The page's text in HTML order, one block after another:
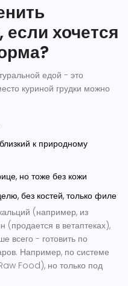
если хочется
едой - это
куриной грудки можно
к природному
но тоже без кожи
без костей, только филе
(например, из
(продается в ветаптеках),
всего - готовить по
Например, по системе
Food), но только под